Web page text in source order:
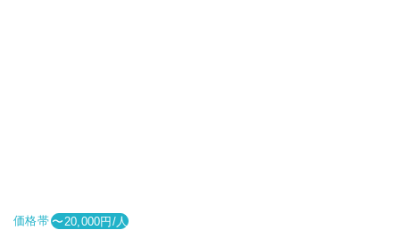
価格帯 〜20,000円/人